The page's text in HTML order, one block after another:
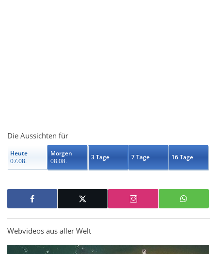
Die Aussichten für
Heute
07.08.
Morgen
08.08.
3 Tage 7 Tage 16 Tage
Webvideos aus aller Welt